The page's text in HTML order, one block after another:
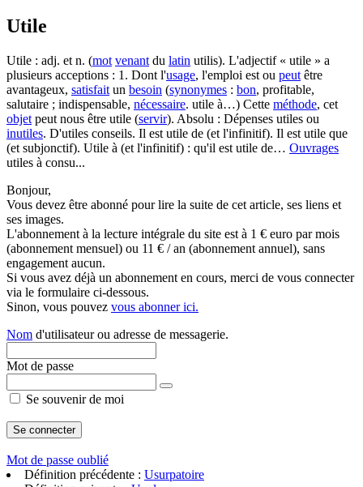
Utile
Utile : adj. et n. (mot venant du latin utilis). L'adjectif « utile » a
plusieurs acceptions : 1. Dont l'usage, l'emploi est ou peut être
avantageux, satisfait un besoin (synonymes : bon, profitable,
salutaire ; indispensable, nécessaire. utile à…) Cette méthode, cet
objet peut nous être utile (servir). Absolu : Dépenses utiles ou
inutiles. D'utiles conseils. Il est utile de (et l'infinitif). Il est utile que
(et subjonctif). Utile à (et l'infinitif) : qu'il est utile de… Ouvrages
utiles à consu...
Bonjour,
Vous devez être abonné pour lire la suite de cet article, ses liens et
ses images.
L'abonnement à la lecture intégrale du site est à 1 € euro par mois
(abonnement mensuel) ou 11 € / an (abonnement annuel), sans
engagement aucun.
Si vous avez déjà un abonnement en cours, merci de vous connecter
via le formulaire ci-dessous.
Sinon, vous pouvez vous abonner ici.
Nom d'utilisateur ou adresse de messagerie.
Mot de passe
Se souvenir de moi
Mot de passe oublié
Définition précédente : Usurpatoire